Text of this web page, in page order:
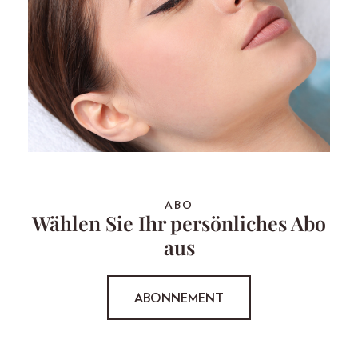
ABO
Wählen Sie Ihr persönliches Abo
aus
ABONNEMENT